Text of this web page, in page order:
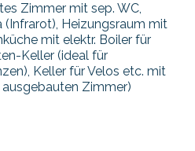
Zimmer mit sep. WC,
(Infrarot), Heizungsraum mit
mit elektr. Boiler für
Keller (ideal für
Keller für Velos etc. mit
Zimmer)